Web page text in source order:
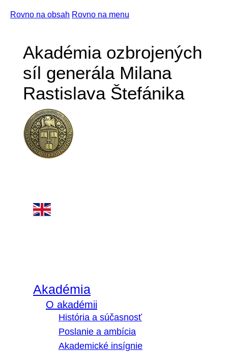
Rovno na obsah Rovno na menu
Akadémia ozbrojených
síl generála Milana
Rastislava Štefánika
Akadémia
O akadémii
História a súčasnosť
Poslanie a ambícia
Akademické insígnie